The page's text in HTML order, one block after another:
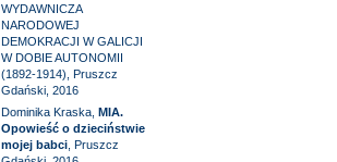
WYDAWNICZA
NARODOWEJ
DEMOKRACJI W GALICJI
W DOBIE AUTONOMII
(1892-1914), Pruszcz
Gdański, 2016
Dominika Kraska, MIA.
Opowieść o dzieciństwie
mojej babci, Pruszcz